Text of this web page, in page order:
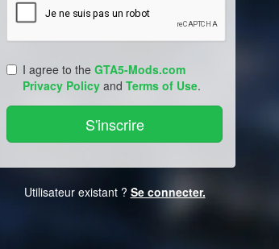
I agree to the GTA5-Mods.com
Privacy Policy and Terms of Use.
Utilisateur existant ? Se connecter.